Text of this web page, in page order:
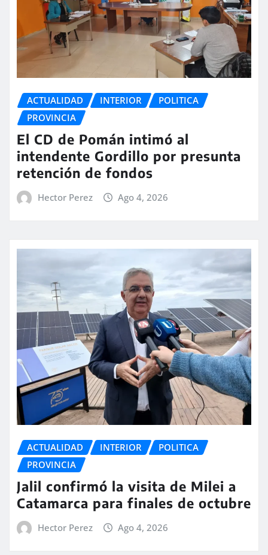
ACTUALIDAD INTERIOR
POLITICA
PROVINCIA
El CD de Pomán intimó al
intendente Gordillo por presunta
retención de fondos
Hector Perez Ago 4, 2026
ACTUALIDAD INTERIOR
POLITICA
PROVINCIA
Jalil confirmó la visita de Milei a
Catamarca para finales de octubre
Hector Perez Ago 4, 2026